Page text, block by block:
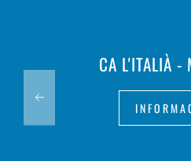
CA L'ITALIÀ -